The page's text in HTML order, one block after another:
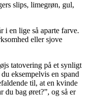
slips, limegrøn, gul,
i en lige så aparte farve.
eller sjove
tatovering på et synligt
eksempelvis en spand
til, at en kvinde
du bag øret?”, og så er